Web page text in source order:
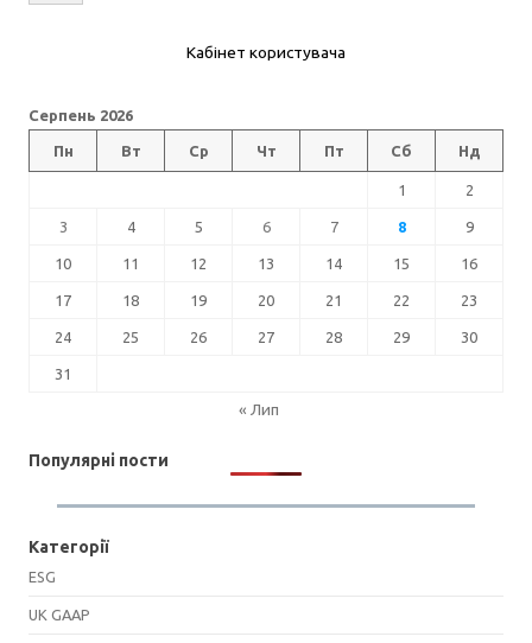
Кабінет користувача
Серпень 2026
Пн Вт Ср Чт Пт Сб Нд
1 2
3 4 5 6 7 8 9
10 11 12 13 14 15 16
17 18 19 20 21 22 23
24 25 26 27 28 29 30
31
« Лип
Популярні пости
Категорії
ESG
UK GAAP